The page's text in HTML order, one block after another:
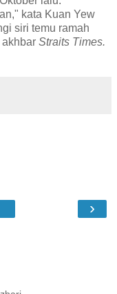
kata Kuan Yew
siri temu ramah
Straits Times.
›